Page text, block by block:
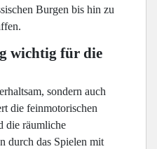
Burgen bis hin zu
wichtig für die
sondern auch
die feinmotorischen
die räumliche
durch das Spielen mit